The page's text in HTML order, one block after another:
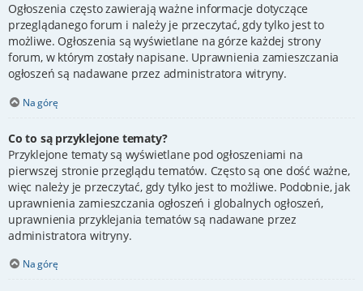
Ogłoszenia często zawierają ważne informacje dotyczące
przeglądanego forum i należy je przeczytać, gdy tylko jest to
możliwe. Ogłoszenia są wyświetlane na górze każdej strony
forum, w którym zostały napisane. Uprawnienia zamieszczania
ogłoszeń są nadawane przez administratora witryny.
Na górę
Co to są przyklejone tematy?
Przyklejone tematy są wyświetlane pod ogłoszeniami na
pierwszej stronie przeglądu tematów. Często są one dość ważne,
więc należy je przeczytać, gdy tylko jest to możliwe. Podobnie, jak
uprawnienia zamieszczania ogłoszeń i globalnych ogłoszeń,
uprawnienia przyklejania tematów są nadawane przez
administratora witryny.
Na górę